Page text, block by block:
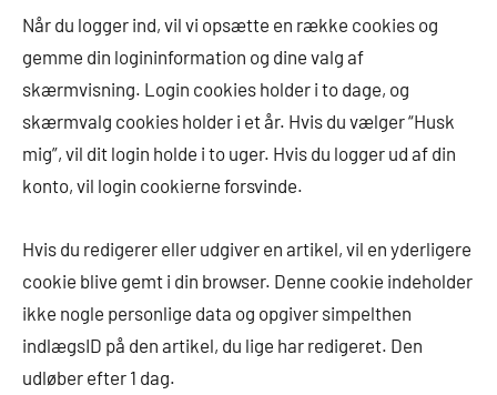
Når du logger ind, vil vi opsætte en række cookies og
gemme din logininformation og dine valg af
skærmvisning. Login cookies holder i to dage, og
skærmvalg cookies holder i et år. Hvis du vælger “Husk
mig”, vil dit login holde i to uger. Hvis du logger ud af din
konto, vil login cookierne forsvinde.
Hvis du redigerer eller udgiver en artikel, vil en yderligere
cookie blive gemt i din browser. Denne cookie indeholder
ikke nogle personlige data og opgiver simpelthen
indlægsID på den artikel, du lige har redigeret. Den
udløber efter 1 dag.